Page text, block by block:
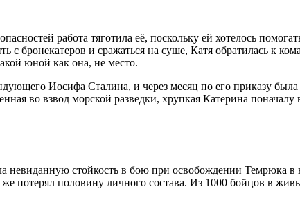
работа тяготила её, поскольку ей хотелось
бронекатеров и сражаться на суше, Катя обратилась к
юной как она, не место.
Иосифа Сталина, и через месяц по его приказу была
во взвод морской разведки, хрупкая Катерина
невиданную стойкость в бою при освобождении Темрюка в
половину личного состава. Из 1000 бойцов в